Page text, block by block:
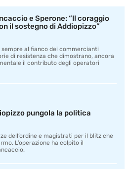
e Sperone: “Il coraggio
il sostegno di Addiopizzo”
sempre al fianco dei commercianti
di resistenza che dimostrano, ancora
il contributo degli operatori
pungola la politica
dell’ordine e magistrati per il blitz che
L’operazione ha colpito il